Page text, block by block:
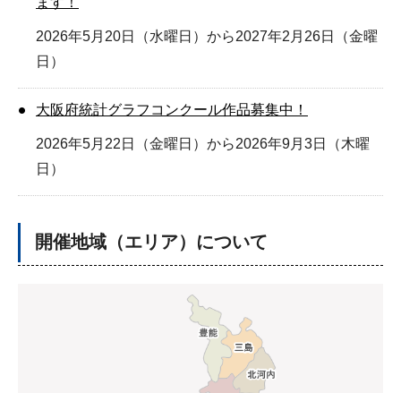
2026年5月20日（水曜日）から2027年2月26日（金曜
日）
大阪府統計グラフコンクール作品募集中！
2026年5月22日（金曜日）から2026年9月3日（木曜
日）
開催地域（エリア）について